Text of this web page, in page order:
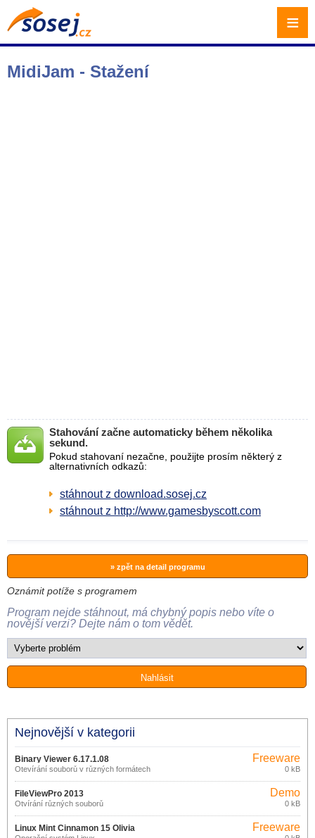
MidiJam - Stažení
Stahování začne automaticky během několika
sekund.
Pokud stahovaní nezačne, použijte prosím některý z
alternativních odkazů:
stáhnout z download.sosej.cz
stáhnout z http://www.gamesbyscott.com
» zpět na detail programu
Oznámit potíže s programem
Program nejde stáhnout, má chybný popis nebo víte o
novější verzi? Dejte nám o tom vědět.
Nejnovější v kategorii
Binary Viewer 6.17.1.08
Otevírání souborů v různých formátech
Freeware
0 kB
FileViewPro 2013
Otvírání různých souborů
Demo
0 kB
Linux Mint Cinnamon 15 Olivia Freeware
≡